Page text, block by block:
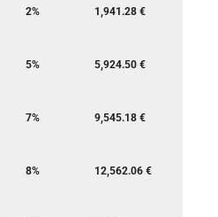
2% 1,941.28 €
5% 5,924.50 €
7% 9,545.18 €
8% 12,562.06 €